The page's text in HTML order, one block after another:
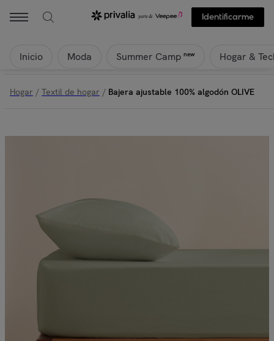
Identificarme
Inicio Moda Summer Camp new Hogar &
Hogar / Textil de hogar / Bajera ajustable 100% algodón OLIVE